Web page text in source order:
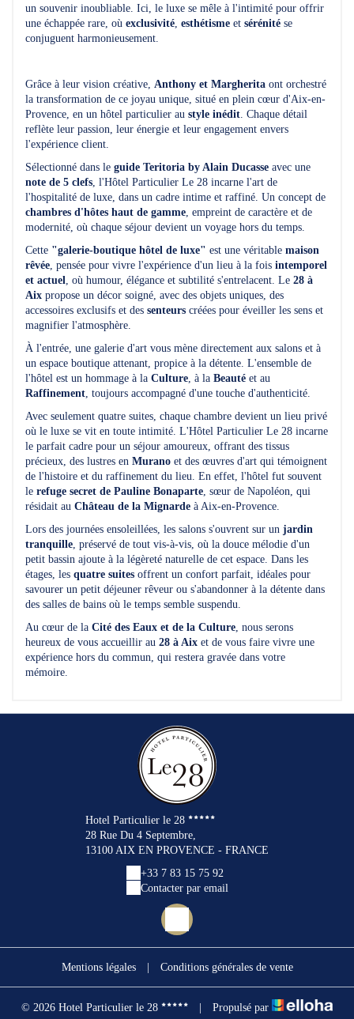
un souvenir inoubliable. Ici, le luxe se mêle à l'intimité pour offrir
une échappée rare, où exclusivité esthétisme et sérénité se
conjuguent harmonieusement.
Grâce à leur vision créative, Anthony et Margherita ont orchestré
la transformation de ce joyau unique, situé en plein cœur d'Aix-en-
Provence, en un hôtel particulier au style inédit . Chaque détail
reflète leur passion, leur énergie et leur engagement envers
l'expérience client.
Sélectionné dans le guide Teritoria by Alain Ducasse avec une
note de 5 clefs , l'Hôtel Particulier Le 28 incarne l'art de
l'hospitalité de luxe, dans un cadre intime et raffiné. Un concept de
chambres d'hôtes haut de gamme , empreint de caractère et de
modernité, où chaque séjour devient un voyage hors du temps.
Cette "galerie-boutique hôtel de luxe" est une véritable maison
rêvée , pensée pour vivre l'expérience d'un lieu à la fois intemporel
et actuel
, où humour, élégance et subtilité s'entrelacent. Le 28 à
Aix propose un décor soigné, avec des objets uniques, des
accessoires exclusifs et des senteurs créées pour éveiller les sens et
magnifier l'atmosphère.
À l'entrée, une galerie d'art vous mène directement aux salons et à
un espace boutique attenant, propice à la détente. L'ensemble de
l'hôtel est un hommage à la Culture , à la Beauté et au
Raffinement , toujours accompagné d'une touche d'authenticité.
Avec seulement quatre suites, chaque chambre devient un lieu privé
où le luxe se vit en toute intimité. L'Hôtel Particulier Le 28 incarne
le parfait cadre pour un séjour amoureux, offrant des tissus
précieux, des lustres en Murano et des œuvres d'art qui témoignent
de l'histoire et du raffinement du lieu. En effet, l'hôtel fut souvent
le refuge secret de Pauline Bonaparte , sœur de Napoléon, qui
résidait au Château de la Mignarde à Aix-en-Provence.
Lors des journées ensoleillées, les salons s'ouvrent sur un jardin
tranquille , préservé de tout vis-à-vis, où la douce mélodie d'un
petit bassin ajoute à la légèreté naturelle de cet espace. Dans les
étages, les quatre suites offrent un confort parfait, idéales pour
savourer un petit déjeuner rêveur ou s'abandonner à la détente dans
des salles de bains où le temps semble suspendu.
Au cœur de la Cité des Eaux et de la Culture , nous serons
heureux de vous accueillir au 28 à Aix et de vous faire vivre une
expérience hors du commun, qui restera gravée dans votre
mémoire.
Hotel Particulier le 28
28 Rue Du 4 Septembre,
13100 AIX EN PROVENCE - FRANCE
+33 7 83 15 75 92
Contacter par email
Mentions légales Conditions générales de vente
© 2026 Hotel Particulier le 28 Propulsé par